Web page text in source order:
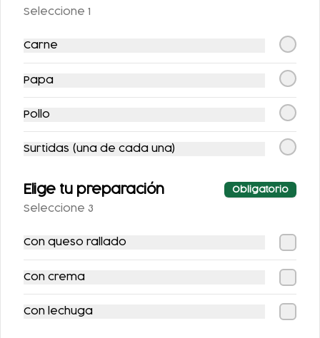
CHILAQUILES CON
MEXICANA
Seleccione 1
Carne
Papa
Pollo
Surtidas (una de cada una)
Elige tu preparación Obligatorio
Seleccione 3
Con queso rallado
Con crema
Con lechuga